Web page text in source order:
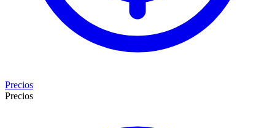
Precios
Precios